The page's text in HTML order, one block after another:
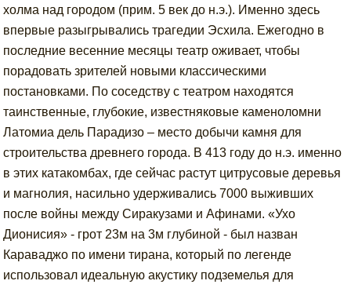
холма над городом (прим. 5 век до н.э.). Именно здесь
впервые разыгрывались трагедии Эсхила. Ежегодно в
последние весенние месяцы театр оживает, чтобы
порадовать зрителей новыми классическими
постановками. По соседству с театром находятся
таинственные, глубокие, известняковые каменоломни
Латомиа дель Парадизо – место добычи камня для
строительства древнего города. В 413 году до н.э. именно
в этих катакомбах, где сейчас растут цитрусовые деревья
и магнолия, насильно удерживались 7000 выживших
после войны между Сиракузами и Афинами. «Ухо
Дионисия» - грот 23м на 3м глубиной - был назван
Караваджо по имени тирана, который по легенде
использовал идеальную акустику подземелья для